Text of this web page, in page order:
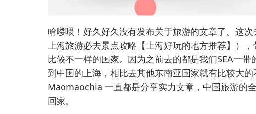
哈喽喂！好久好久没有发布关于旅游的文章了。这
上海旅游必去景点攻略【上海好玩的地方推荐】 ）
比较不一样的国家。因为之前去的都是我们SEA一带
到中国的上海，相比去其他东南亚国家就有比较大
Maomaochia 一直都是分享实力文章，中国旅游的
回家。